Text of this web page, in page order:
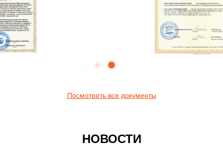
Посмотреть все документы
НОВОСТИ